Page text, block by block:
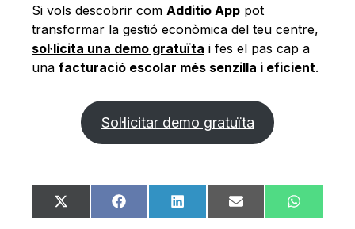
Si vols descobrir com Additio App pot
transformar la gestió econòmica del teu centre,
sol·licita una demo gratuïta i fes el pas cap a
una facturació escolar més senzilla i eficient.
Sol·licitar demo gratuïta
Share
on
X
(Twitter)
Share
on
FacebookShare
on
LinkedIn Share
on
Email
Share
on